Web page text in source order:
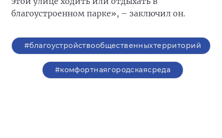
благоустроенном парке», – заключил он.
#благоустройствообщественныхтерриторий
#комфортнаягородскаясреда